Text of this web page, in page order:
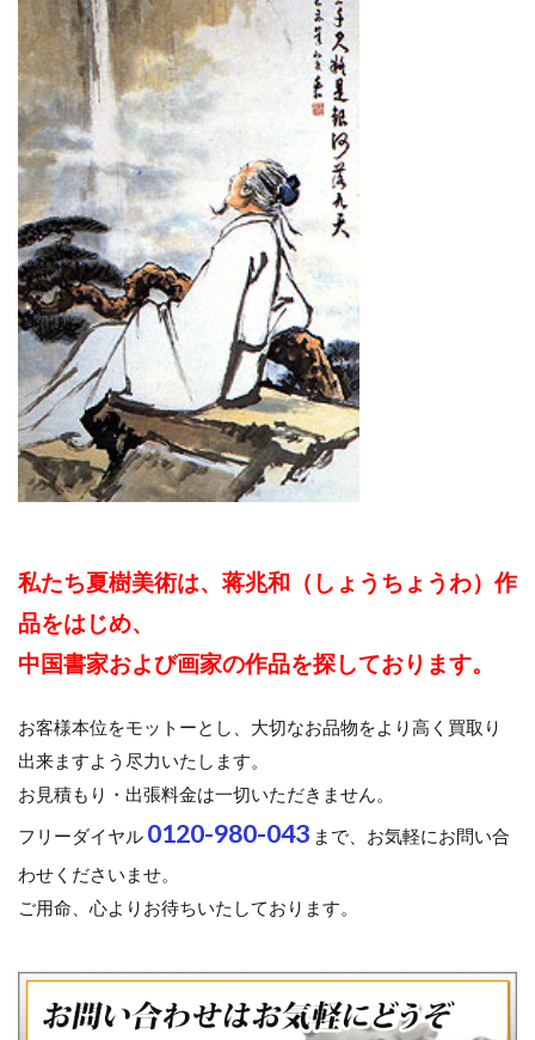
私たち夏樹美術は、蒋兆和（しょうちょうわ）作
品をはじめ、
中国書家および画家の作品を探しております。
お客様本位をモットーとし、大切なお品物をより高く買取り
出来ますよう尽力いたします。
お見積もり・出張料金は一切いただきません。
フリーダイヤル 0120-980-043 まで、お気軽にお問い合
わせくださいませ。
ご用命、心よりお待ちいたしております。